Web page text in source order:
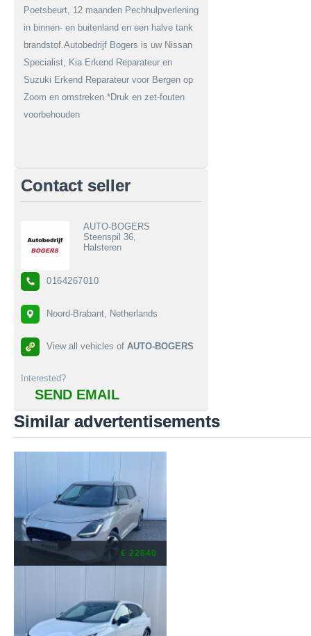
Poetsbeurt, 12 maanden Pechhulpverlening
in binnen- en buitenland en een halve tank
brandstof.Autobedrijf Bogers is uw Nissan
Specialist, Kia Erkend Reparateur en
Suzuki Erkend Reparateur voor Bergen op
Zoom en omstreken.*Druk en zet-fouten
voorbehouden
Contact seller
AUTO-BOGERS
Steenspil 36,
Halsteren
0164267010
Noord-Brabant, Netherlands
View all vehicles of AUTO-BOGERS
Interested?
SEND EMAIL
Similar advertentisements
€ 22840